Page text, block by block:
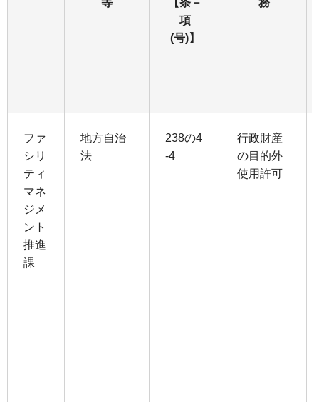
項
(号)】
ファ
シリ
ティ
マネ
ジメ
ント
推進
課
地方自治
法
238の4
-4
行政財産
の目的外
使用許可